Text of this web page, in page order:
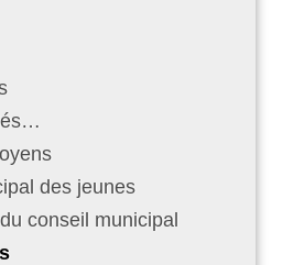
des jeunes
conseil municipal